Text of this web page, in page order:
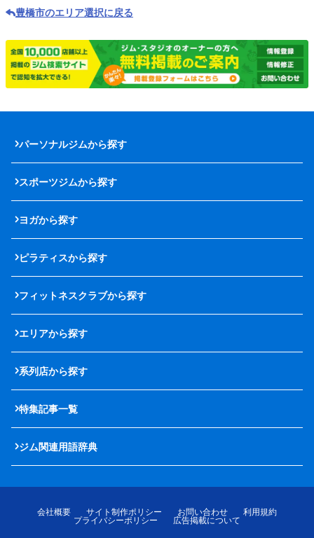
豊橋市のエリア選択に戻る
パーソナルジムから探す
スポーツジムから探す
ヨガから探す
ピラティスから探す
フィットネスクラブから探す
エリアから探す
系列店から探す
特集記事一覧
ジム関連用語辞典
会社概要 サイト制作ポリシー お問い合わせ
利用規約
プライバシーポリシー
広告掲載について